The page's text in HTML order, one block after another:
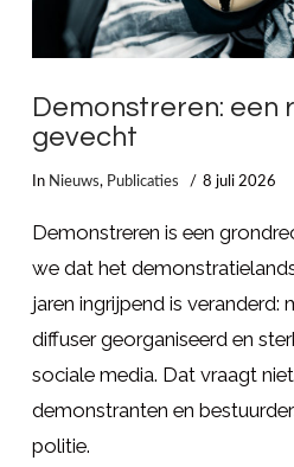
Demonstreren: een
gevecht
In Nieuws, Publicaties 8 juli 2026
Demonstreren is een
we dat het
jaren ingrijpend is veranderd:
diffuser georganiseerd en
sociale media. Dat vraagt
demonstranten en
politie.